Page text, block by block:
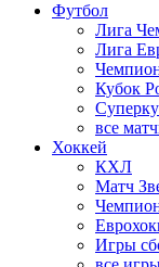
Футбол
Лига
Лига
Кубок
все
Хоккей
КХЛ
Матч
Игры